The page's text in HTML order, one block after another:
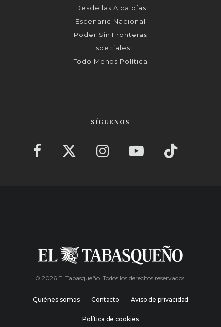
Desde las Alcaldías
Escenario Nacional
Poder Sin Fronteras
Especiales
Todo Menos Política
SÍGUENOS
© 2026 El Tabasqueño. Todos los derechos reservados.
Quiénes somos Contacto Aviso de privacidad
Política de cookies